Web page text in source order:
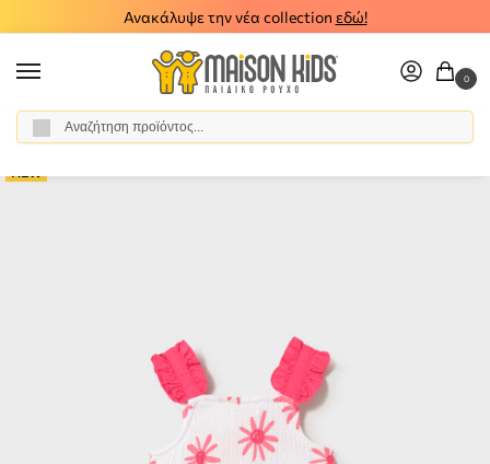
Ανακάλυψε την νέα collection εδώ!
0
Αρχική σελίδα / Κορίτσι / Ρούχα